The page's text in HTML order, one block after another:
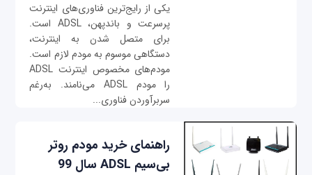
یکی از رایج‌ترین فناوری‌های اینترنت
پرسرعت و باندپهن، ADSL است.
برای متصل شدن به اینترنت،
دستگاهی موسوم به مودم لازم است.
مودم‌های مخصوص اینترنت ADSL
را مودم‌ ADSL می‌نامند. به‌رغم
سربرآوردن فناوری‌...
راهنمای خرید مودم روتر
بی‌سیم ADSL سال 99